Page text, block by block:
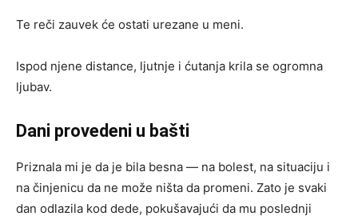
Te reči zauvek će ostati urezane u meni.
Ispod njene distance, ljutnje i ćutanja krila se ogromna
ljubav.
Dani provedeni u bašti
Priznala mi je da je bila besna — na bolest, na situaciju i
na činjenicu da ne može ništa da promeni. Zato je svaki
dan odlazila kod dede, pokušavajući da mu poslednji